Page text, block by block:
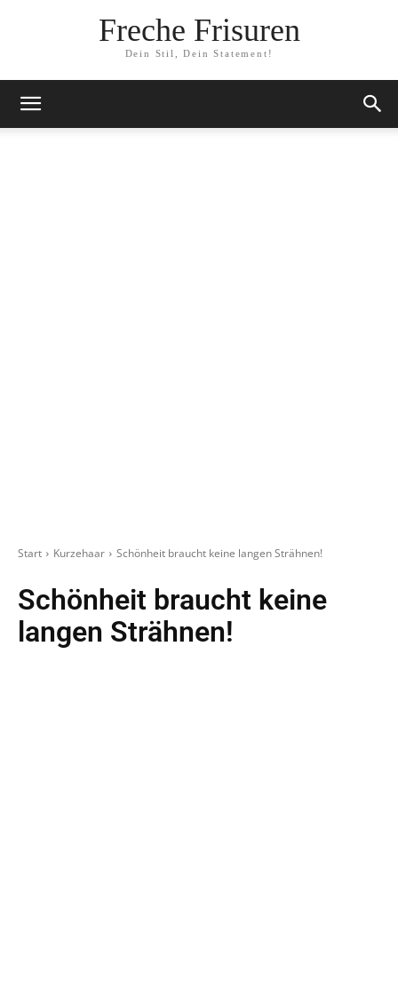
Freche Frisuren
Dein Stil, Dein Statement!
Start Kurzehaar Schönheit braucht keine langen Strähnen!
Schönheit braucht keine
langen Strähnen!